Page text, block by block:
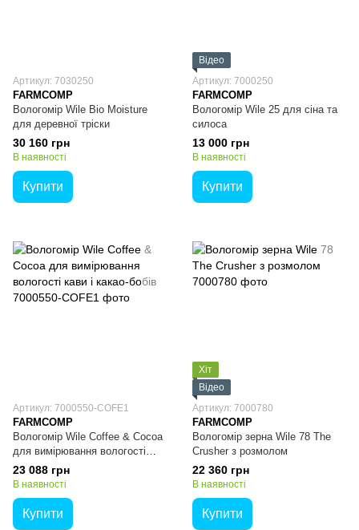
Артикул: 7030250
FARMCOMP
Вологомір Wile Bio Moisture
для деревної тріски
30 160 грн
В наявності
Купити
Відео
Артикул: 7000250
FARMCOMP
Вологомір Wile 25 для сіна та
силоса
13 000 грн
В наявності
Купити
Артикул: 7000550-COFE1
FARMCOMP
Вологомір Wile Coffee & Cocoa
для вимірювання вологості
кави і какао-бобів
23 088 грн
В наявності
Купити
Хіт
Відео
Артикул: 7000780
FARMCOMP
Вологомір зерна Wile 78 The
Crusher з розмолом
22 360 грн
В наявності
Купити